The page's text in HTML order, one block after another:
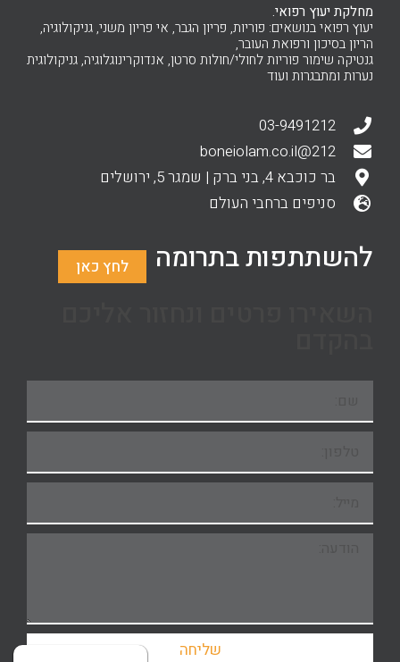
מחלקת יעוץ רפואי.
יעוץ רפואי בנושאים: פוריות, פריון הגבר, אי פריון משני, גניקולוגיה,
הריון בסיכון ורפואת העובר,
גנטיקה שימור פוריות לחולי/חולות סרטן, אנדוקרינוגלוגיה, גניקולוגית
נערות ומתבגרות ועוד
03-9491212
212@boneiolam.co.il
בר כוכבא 4, בני ברק | שמגר 5, ירושלים
סניפים ברחבי העולם
להשתתפות בתרומה לחץ כאן
שליחה